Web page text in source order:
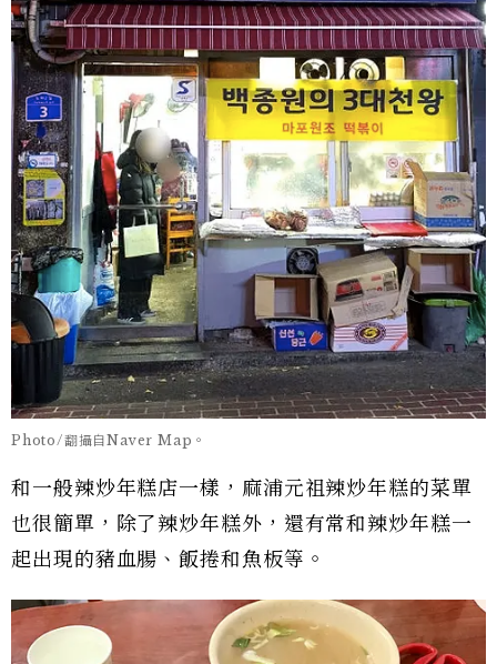
Photo/翻攝自Naver Map。
和一般辣炒年糕店一樣，麻浦元祖辣炒年糕的菜單
也很簡單，除了辣炒年糕外，還有常和辣炒年糕一
起出現的豬血腸、飯捲和魚板等。